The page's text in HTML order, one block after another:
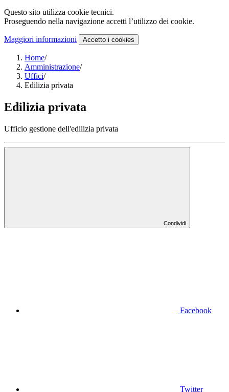
Questo sito utilizza cookie tecnici.
Proseguendo nella navigazione accetti l’utilizzo dei cookie.
Maggiori informazioni Accetto i cookies
Home/
Amministrazione/
Uffici/
Edilizia privata
Edilizia privata
Ufficio gestione dell'edilizia privata
Condividi
Facebook
Twitter